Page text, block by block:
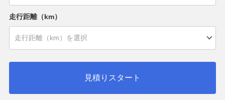
走行距離（km）
見積りスタート